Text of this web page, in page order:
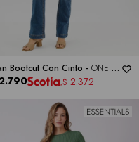
Bootcut Con Cinto - ONE 5
2.790 $ 2.372